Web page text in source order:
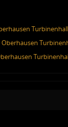
Oberhausen